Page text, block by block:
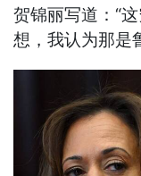
贺锦丽写道：“
想，我认为那是